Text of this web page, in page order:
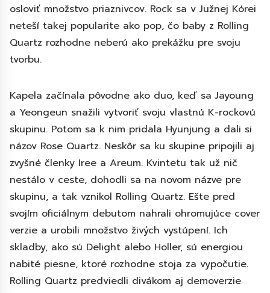
osloviť množstvo priaznivcov. Rock sa v Južnej Kórei
neteší takej popularite ako pop, čo baby z Rolling
Quartz rozhodne neberú ako prekážku pre svoju
tvorbu.
Kapela začínala pôvodne ako duo, keď sa Jayoung
a Yeongeun snažili vytvoriť svoju vlastnú K-rockovú
skupinu. Potom sa k nim pridala Hyunjung a dali si
názov Rose Quartz. Neskôr sa ku skupine pripojili aj
zvyšné členky Iree a Areum. Kvintetu tak už nič
nestálo v ceste, dohodli sa na novom názve pre
skupinu, a tak vznikol Rolling Quartz. Ešte pred
svojím oficiálnym debutom nahrali ohromujúce cover
verzie a urobili množstvo živých vystúpení. Ich
skladby, ako sú Delight alebo Holler, sú energiou
nabité piesne, ktoré rozhodne stoja za vypočutie.
Rolling Quartz predviedli divákom aj demoverzie